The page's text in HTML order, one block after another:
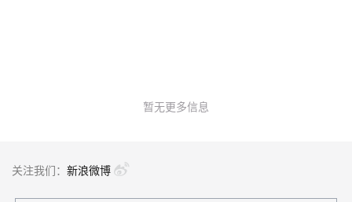
暂无更多信息
关注我们： 新浪微博